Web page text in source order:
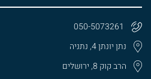
050-5073261
נתן יונתן 4, נתניה
הרב קוק 8, ירושלים